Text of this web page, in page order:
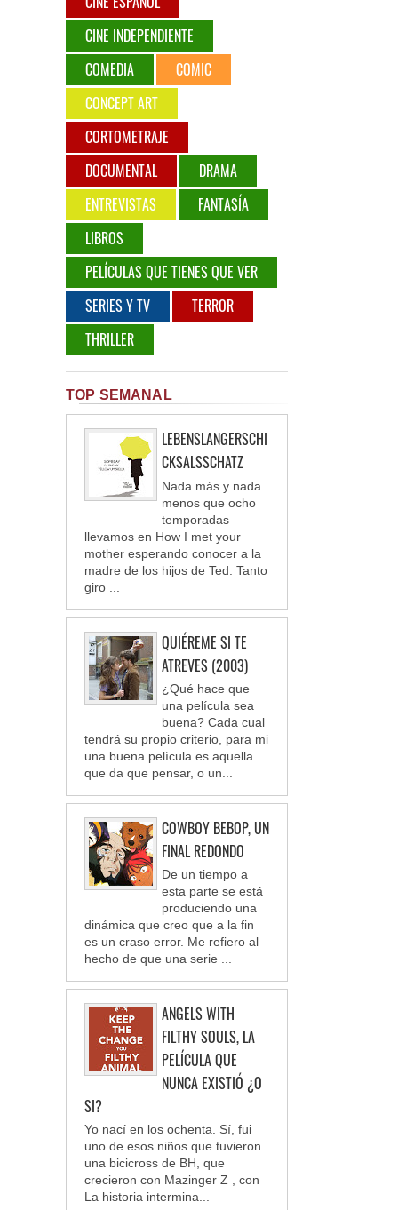
CINE INDEPENDIENTE
COMEDIA
COMIC
CONCEPT ART
CORTOMETRAJE
DOCUMENTAL
DRAMA
ENTREVISTAS
FANTASÍA
LIBROS
PELÍCULAS QUE TIENES QUE VER
SERIES Y TV
TERROR
THRILLER
TOP SEMANAL
LEBENSLANGERSCHI
CKSALSSCHATZ
Nada más y nada
menos que ocho
temporadas
llevamos en How I met your
mother esperando conocer a la
madre de los hijos de Ted. Tanto
giro ...
QUIÉREME SI TE
ATREVES (2003)
¿Qué hace que
una película sea
buena? Cada cual
tendrá su propio criterio, para mi
una buena película es aquella
que da que pensar, o un...
COWBOY BEBOP, UN
FINAL REDONDO
De un tiempo a
esta parte se está
produciendo una
dinámica que creo que a la fin
es un craso error. Me refiero al
hecho de que una serie ...
ANGELS WITH
FILTHY SOULS, LA
PELÍCULA QUE
NUNCA EXISTIÓ ¿O
SI?
Yo nací en los ochenta. Sí, fui
uno de esos niños que tuvieron
una bicicross de BH, que
crecieron con Mazinger Z , con
La historia intermina...